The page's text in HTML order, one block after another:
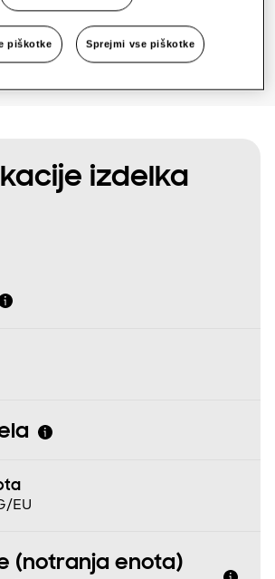
Poišči monterja
izdelka
EU
(notranja enota)
piškotke Sprejmi vse piškotke